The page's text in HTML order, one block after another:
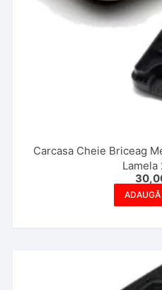
Carcasa Cheie Briceag
Lamela